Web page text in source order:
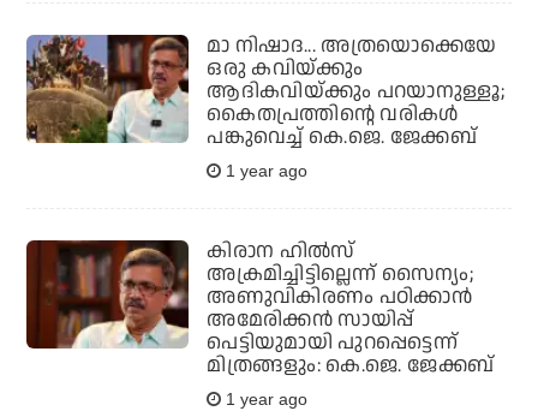
മാ നിഷാദ... അത്രയൊക്കെയേ
ഒരു കവിയ്ക്കും
ആദികവിയ്ക്കും പറയാനുള്ളൂ;
കൈതപ്രത്തിന്റെ വരികള്‍
പങ്കുവെച്ച് കെ.ജെ. ജേക്കബ്
1 year ago
കിരാന ഹില്‍സ്
അക്രമിച്ചിട്ടില്ലെന്ന് സൈന്യം;
അണുവികിരണം പഠിക്കാന്‍
അമേരിക്കന്‍ സായിപ്പ്
പെട്ടിയുമായി പുറപ്പെട്ടെന്ന്
മിത്രങ്ങളും: കെ.ജെ. ജേക്കബ്
1 year ago